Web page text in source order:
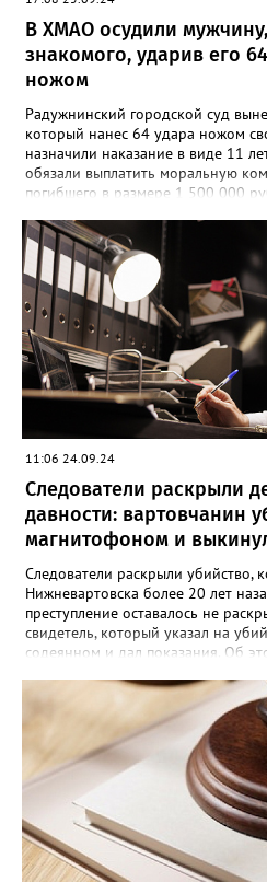
В ХМАО осудили
знакомого, ударив его
ножом
Радужнинский городской суд
который нанес 64 удара ножом
назначили наказание в виде 11
обязали выплатить моральную
погибшего в размере 1 500 000
своим знакомым в тамбуре
и югорчанин совершил убийство
потерпевшему 64 удара по
стали причиной смерти. Во время
югорчанин признал свою вину, но
отказался.
11:06 24.09.24
Следователи раскрыли
давности: вартовчанин
магнитофоном и
Следователи раскрыли убийство,
Нижневартовска более 20 лет
преступление оставалось не
свидетель, который указал на
содеянном и дал показания. Об
декабря 2001 года 22 летний
квартире по улице Менделеева
знакомым. Произошла ссора и
множественные удары руками и
голову. От полученных травм он
испугался и выбросил тело в Обь.
обвинительным заключением
рассмотрения. Вартовчанину
лишения свободы.